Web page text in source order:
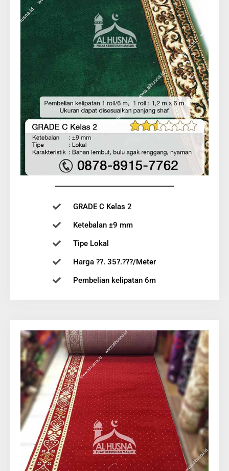
GRADE C Kelas 2
Ketebalan ±9 mm
Tipe Lokal
Harga ??. 35?.???/Meter
Pembelian kelipatan 6m